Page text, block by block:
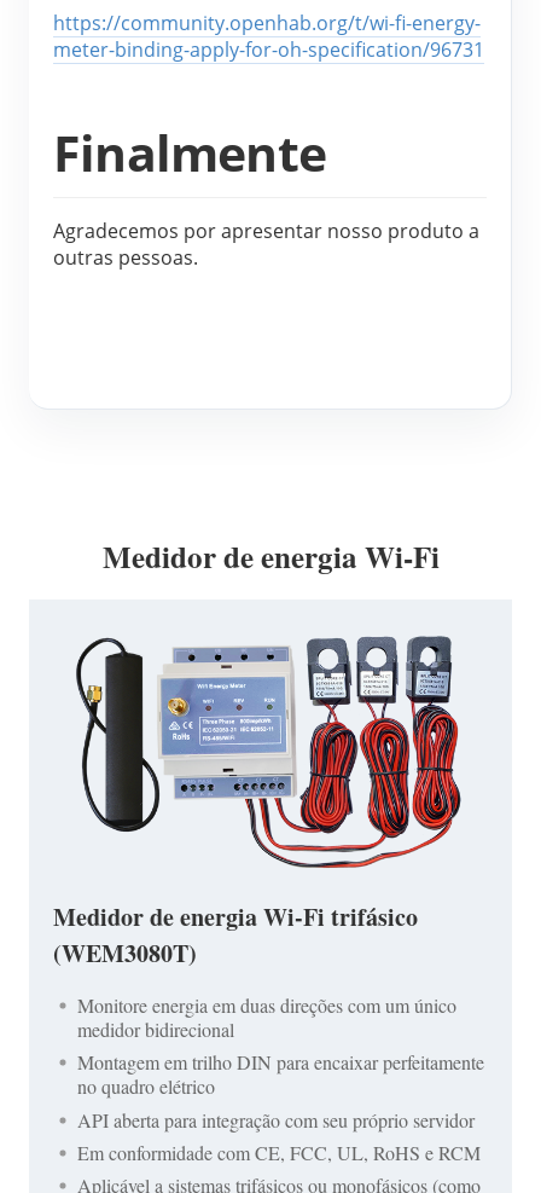
https://community.openhab.org/t/wi-fi-energy-
meter-binding-apply-for-oh-specification/96731
Finalmente
Agradecemos por apresentar nosso produto a
outras pessoas.
Medidor de energia Wi-Fi
Medidor de energia Wi-Fi trifásico
(WEM3080T)
Monitore energia em duas direções com um único
medidor bidirecional
Montagem em trilho DIN para encaixar perfeitamente
no quadro elétrico
API aberta para integração com seu próprio servidor
Em conformidade com CE, FCC, UL, RoHS e RCM
Aplicável a sistemas trifásicos ou monofásicos (como